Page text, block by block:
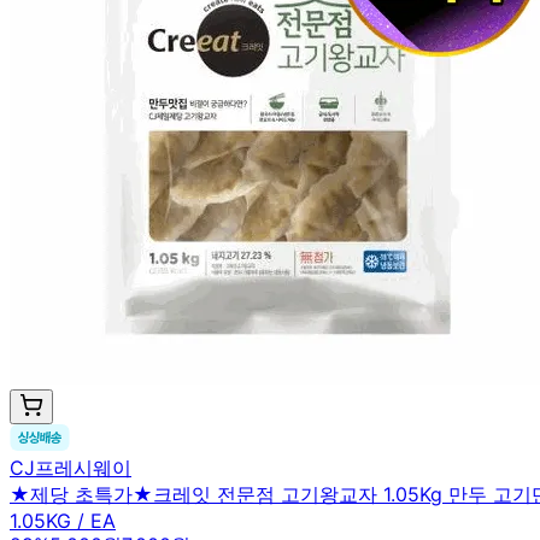
CJ프레시웨이
★제당 초특가★크레잇 전문점 고기왕교자 1.05Kg 만두 고기
1.05KG / EA